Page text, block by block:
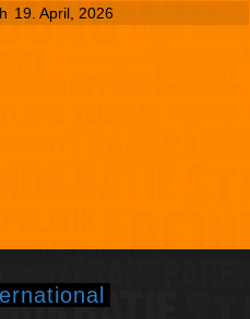
19. April, 2026